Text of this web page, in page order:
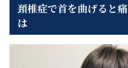
頚椎症で首を曲げると
は